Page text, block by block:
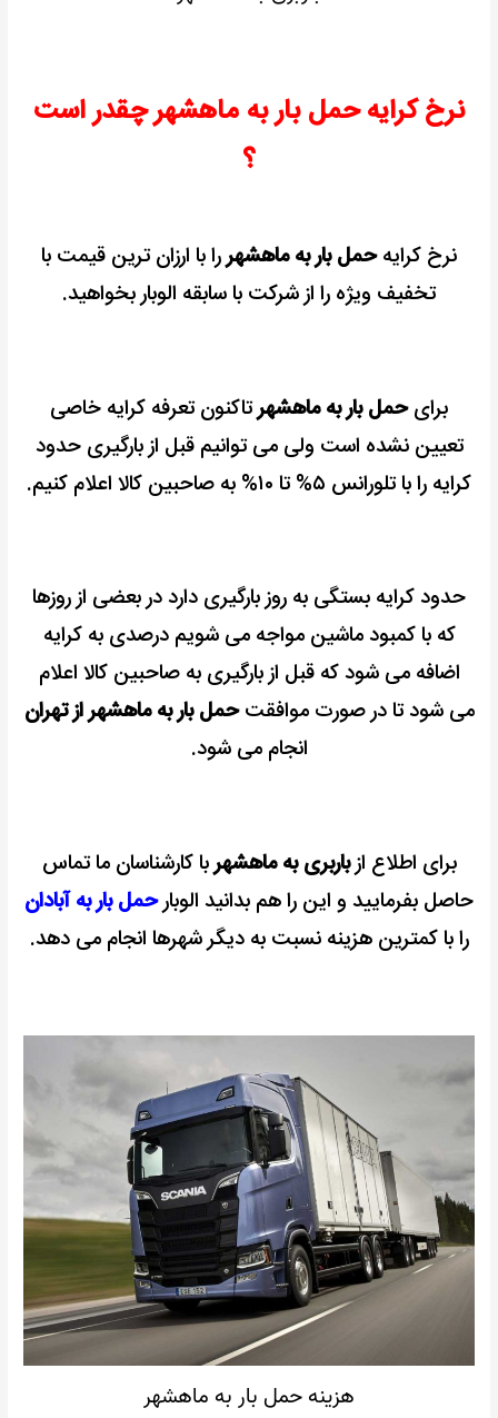
نرخ کرایه حمل بار به ماهشهر چقدر است
؟
نرخ کرایهحمل بار به ماهشهررا با ارزان ترین قیمت با
تخفیف ویژه را از شرکت با سابقه الوبار بخواهید.
برایحمل بار به ماهشهرتاکنون تعرفه کرایه خاصی
تعیین نشده است ولی می توانیم قبل از بارگیری حدود
کرایه را با تلورانس ۵% تا ۱۰% به صاحبین کالا اعلام کنیم.
حدود کرایه بستگی به روز بارگیری دارد در بعضی از روزها
که با کمبود ماشین مواجه می شویم درصدی به کرایه
اضافه می شود که قبل از بارگیری به صاحبین کالا اعلام
می شود تا در صورت موافقتحمل بار به ماهشهر از تهران
انجام می شود.
برای اطلاع ازباربری به ماهشهربا کارشناسان ما تماس
حاصل بفرمایید و این را هم بدانید الوبارحمل بار به آبادان
را با کمترین هزینه نسبت به دیگر شهرها انجام می دهد.
هزینه حمل بار به ماهشهر